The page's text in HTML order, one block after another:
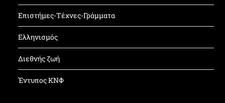
Επιστήμες-Τέχνες-Γράμματα
Ελληνισμός
Διεθνής ζωή
Έντυπος ΚΝΦ